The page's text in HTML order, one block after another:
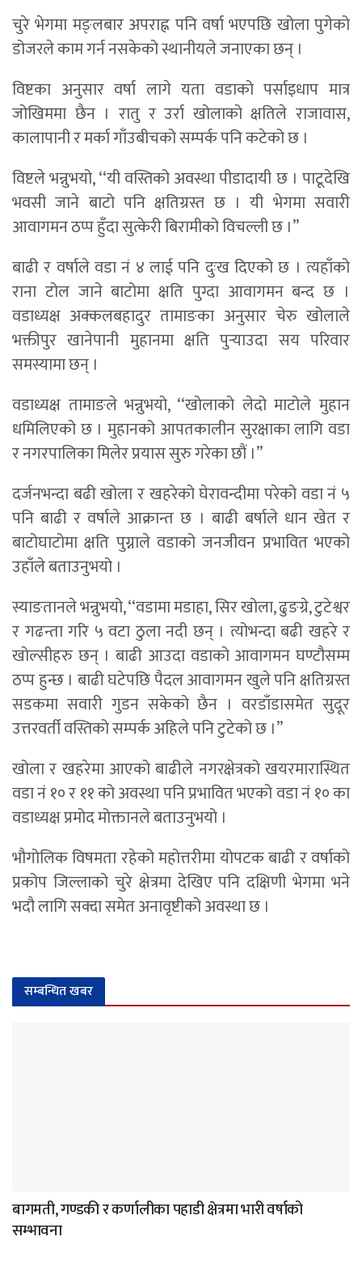
चुरे भेगमा मङ्लबार अपराह्न पनि वर्षा भएपछि खोला पुगेको
डोजरले काम गर्न नसकेको स्थानीयले जनाएका छन् ।
विष्टका अनुसार वर्षा लागे यता वडाको पर्साइधाप मात्र
जोखिममा छैन । रातु र उर्रा खोलाको क्षतिले राजावास,
कालापानी र मर्का गाँउबीचको सम्पर्क पनि कटेको छ ।
विष्टले भन्नुभयो, ‘‘यी वस्तिको अवस्था पीडादायी छ । पाटूदेखि
भवसी जाने बाटो पनि क्षतिग्रस्त छ । यी भेगमा सवारी
आवागमन ठप्प हुँदा सुत्केरी बिरामीको विचल्ली छ ।’’
बाढी र वर्षाले वडा नं ४ लाई पनि दुःख दिएको छ । त्यहाँको
राना टोल जाने बाटोमा क्षति पुग्दा आवागमन बन्द छ ।
वडाध्यक्ष अक्कलबहादुर तामाङका अनुसार चेरु खोलाले
भक्तीपुर खानेपानी मुहानमा क्षति पुर्‍याउदा सय परिवार
समस्यामा छन् ।
वडाध्यक्ष तामाङले भन्नुभयो, ‘‘खोलाको लेदो माटोले मुहान
धमिलिएको छ । मुहानको आपतकालीन सुरक्षाका लागि वडा
र नगरपालिका मिलेर प्रयास सुरु गरेका छौं ।’’
दर्जनभन्दा बढी खोला र खहरेको घेरावन्दीमा परेको वडा नं ५
पनि बाढी र वर्षाले आक्रान्त छ । बाढी बर्षाले धान खेत र
बाटोघाटोमा क्षति पुग्नाले वडाको जनजीवन प्रभावित भएको
उहाँले बताउनुभयो ।
स्याङतानले भन्नुभयो, ‘‘वडामा मडाहा, सिर खोला, ढुङग्रे, टुटेश्वर
र गढन्ता गरि ५ वटा ठुला नदी छन् । त्योभन्दा बढी खहरे र
खोल्सीहरु छन् । बाढी आउदा वडाको आवागमन घण्टौसम्म
ठप्प हुन्छ । बाढी घटेपछि पैदल आवागमन खुले पनि क्षतिग्रस्त
सडकमा सवारी गुडन सकेको छैन । वरडाँडासमेत सुदूर
उत्तरवर्ती वस्तिको सम्पर्क अहिले पनि टुटेको छ ।’’
खोला र खहरेमा आएको बाढीले नगरक्षेत्रको खयरमारास्थित
वडा नं १० र ११ को अवस्था पनि प्रभावित भएको वडा नं १० का
वडाध्यक्ष प्रमोद मोक्तानले बताउनुभयो ।
भौगोलिक विषमता रहेको महोत्तरीमा योपटक बाढी र वर्षाको
प्रकोप जिल्लाको चुरे क्षेत्रमा देखिए पनि दक्षिणी भेगमा भने
भदौ लागि सक्दा समेत अनावृष्टीको अवस्था छ ।
सम्बन्धित खबर
बागमती, गण्डकी र कर्णालीका पहाडी क्षेत्रमा भारी वर्षाको
सम्भावना